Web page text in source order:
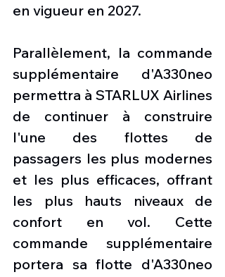
en vigueur en 2027.
Parallèlement, la commande
supplémentaire d'A330neo
permettra à STARLUX Airlines
de continuer à construire
l'une des flottes de
passagers les plus modernes
et les plus efficaces, offrant
les plus hauts niveaux de
confort en vol. Cette
commande supplémentaire
portera sa flotte d'A330neo